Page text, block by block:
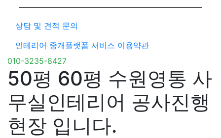
상담 및 견적 문의
인테리어 중개플랫폼 서비스 이용약관
010-3235-8427
50평 60평 수원영통 사
무실인테리어 공사진행
현장 입니다.